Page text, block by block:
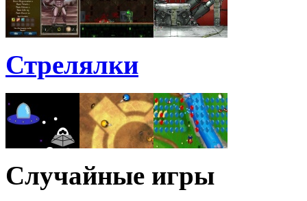
Стрелялки
Случайные игры